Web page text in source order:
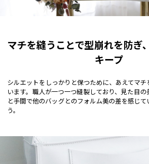
マチを縫うことで型崩れを防ぎ
キープ
シルエットをしっかりと保つために、あえてマ
います。職人が一つ一つ縫製しており、見た目
と手間で他のバッグとのフォルム美の差を感じ
う。